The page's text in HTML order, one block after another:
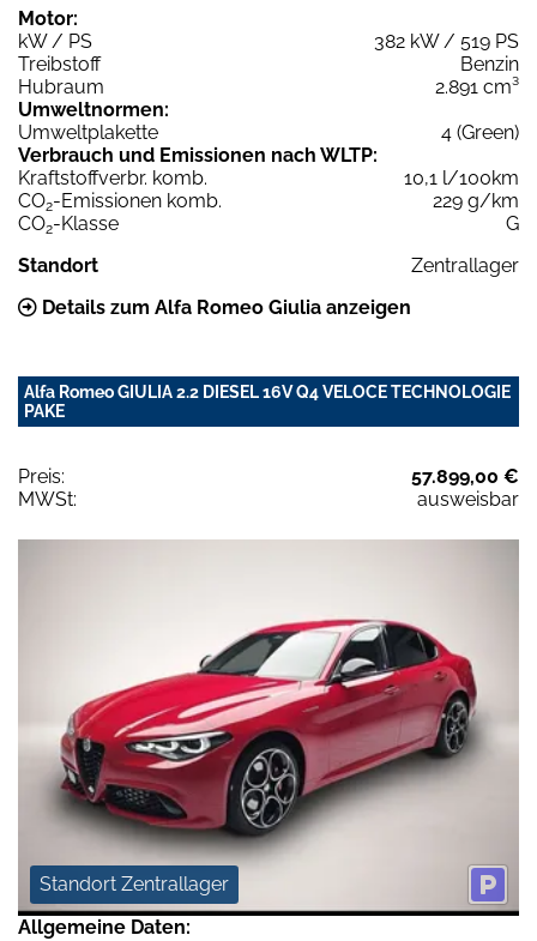
Motor:
kW / PS
382 kW / 519 PS
Treibstoff
Benzin
Hubraum
2.891 cm³
Umweltnormen:
Umweltplakette
4 (Green)
Verbrauch und Emissionen nach WLTP:
Kraftstoffverbr. komb.
10,1 l/100km
CO2-Emissionen komb.
229 g/km
CO2-Klasse
G
Standort
Zentrallager
Details zum Alfa Romeo Giulia anzeigen
Alfa Romeo GIULIA 2.2 DIESEL 16V Q4 VELOCE TECHNOLOGIE
PAKE
Preis:
57.899,00 €
MWSt:
ausweisbar
Standort Zentrallager
Allgemeine Daten: